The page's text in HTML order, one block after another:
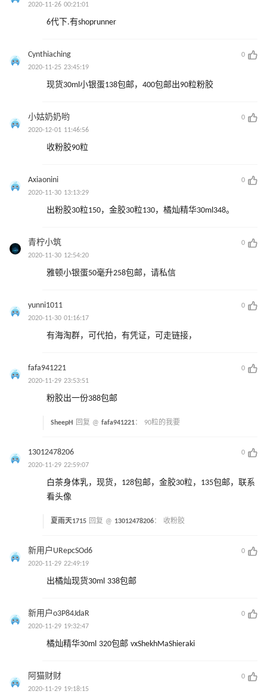
2020-11-26 00:21:01
6代下.有shoprunner
Cynthiaching
0
2020-11-25 23:45:19
现货30ml小银蛋138包邮，400包邮出90粒粉胶
小姑奶奶哟
0
2020-12-01 11:46:56
收粉胶90粒
Axiaonini
0
2020-11-30 13:13:29
出粉胶30粒150，金胶30粒130，橘灿精华30ml348。
青柠小筑
0
2020-11-30 12:54:20
雅顿小银蛋50毫升258包邮，请私信
yunni1011
0
2020-11-30 01:16:17
有海淘群，可代拍，有凭证，可走链接，
fafa941221
0
2020-11-29 23:53:51
粉胶出一份388包邮
SheepH 回复 @ fafa941221： 90粒的我要
13012478206
0
2020-11-29 22:59:07
白茶身体乳，现货，128包邮，金胶30粒，135包邮，联系
看头像
夏雨天1715 回复 @ 13012478206： 收粉胶
新用户URepcSOd6
0
2020-11-29 22:49:19
出橘灿现货30ml 338包邮
新用户o3P84JdaR
0
2020-11-29 19:32:47
橘灿精华30ml 320包邮 vxShekhMaShieraki
阿猫财财
0
2020-11-29 19:18:15